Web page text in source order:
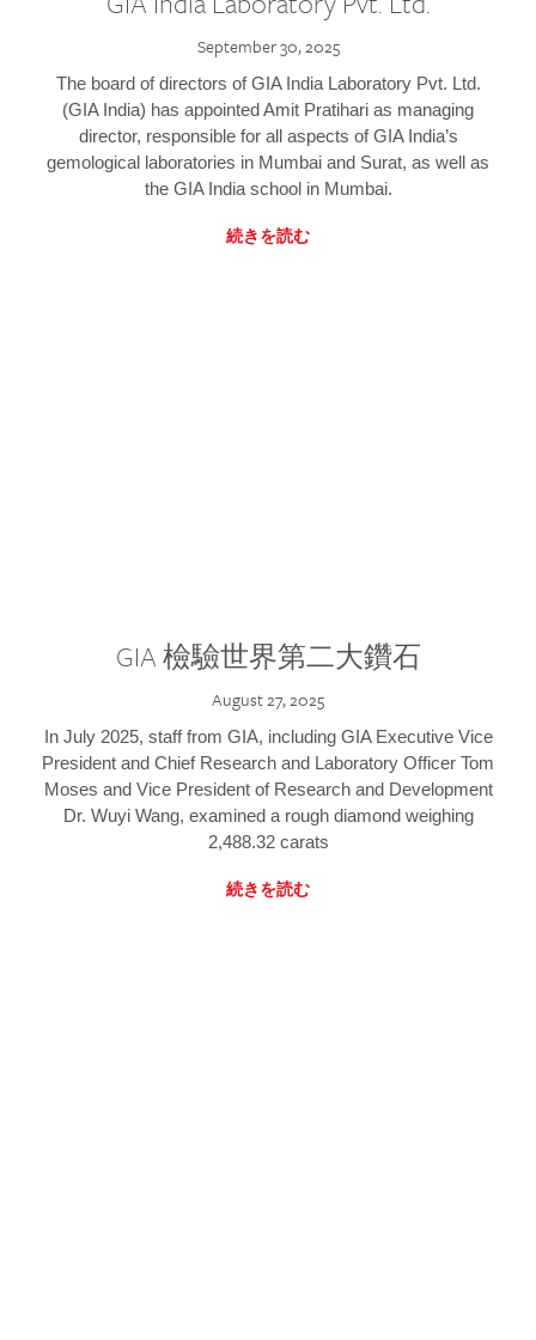
September 30, 2025
The board of directors of GIA India Laboratory Pvt. Ltd.
(GIA India) has appointed Amit Pratihari as managing
director, responsible for all aspects of GIA India’s
gemological laboratories in Mumbai and Surat, as well as
the GIA India school in Mumbai.
続きを読む
GIA 檢驗世界第二大鑽石
August 27, 2025
In July 2025, staff from GIA, including GIA Executive Vice
President and Chief Research and Laboratory Officer Tom
Moses and Vice President of Research and Development
Dr. Wuyi Wang, examined a rough diamond weighing
2,488.32 carats
続きを読む